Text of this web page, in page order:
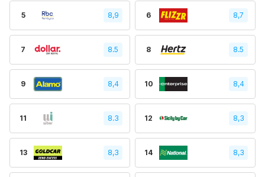
5 8,9 6 8,7
7 8.5 8 8.5
9 8,4 10 8,4
11 8.3 12 8,3
13 8,3 14 8,3